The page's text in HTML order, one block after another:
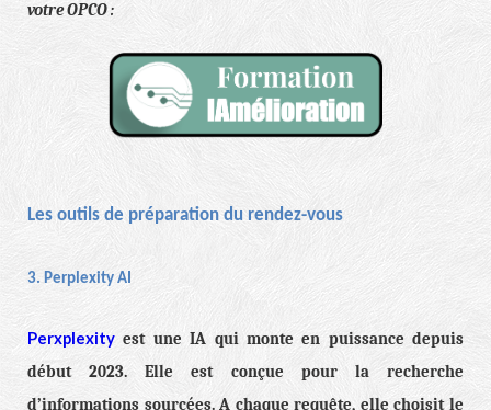
votre OPCO :
Les outils de préparation du rendez-vous
3. Perplexity AI
Perxplexity est une IA qui monte en puissance depuis
début 2023. Elle est conçue pour la recherche
d’informations sourcées. A chaque requête, elle choisit le